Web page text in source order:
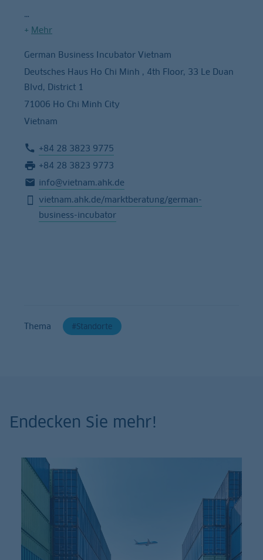
+ Mehr
German Business Incubator Vietnam
Deutsches Haus Ho Chi Minh , 4th Floor, 33 Le Duan
Blvd, District 1
71006 Ho Chi Minh City
Vietnam
+84 28 3823 9775
+84 28 3823 9773
info@vietnam.ahk.de
vietnam.ahk.de/marktberatung/german-
business-incubator
Thema Standorte
Endecken Sie mehr!